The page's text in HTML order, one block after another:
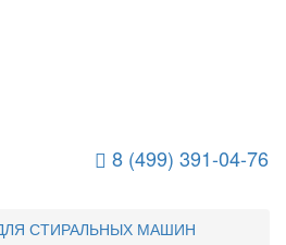
8 (499) 391-04-76
Toggle Navigation
СТИРАЛЬНЫХ МАШИН